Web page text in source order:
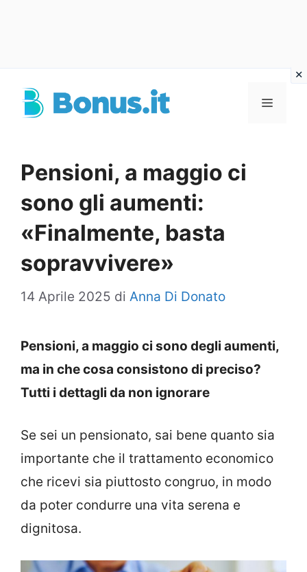
Menu
Pensioni, a maggio ci
sono gli aumenti:
«Finalmente, basta
sopravvivere»
14 Aprile 2025 di Anna Di Donato
Pensioni, a maggio ci sono degli aumenti,
ma in che cosa consistono di preciso?
Tutti i dettagli da non ignorare
Se sei un pensionato, sai bene quanto sia
importante che il trattamento economico
che ricevi sia piuttosto congruo, in modo
da poter condurre una vita serena e
dignitosa.